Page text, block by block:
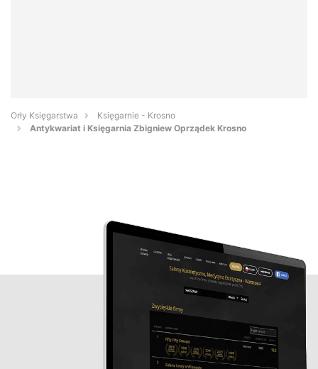
Orły Księgarstwa
Księgarnie - Krosno
Antykwariat i Księgarnia Zbigniew Oprządek Krosno